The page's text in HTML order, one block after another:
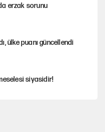
erzak sorunu
ülke puanı güncellendi
siyasidir!